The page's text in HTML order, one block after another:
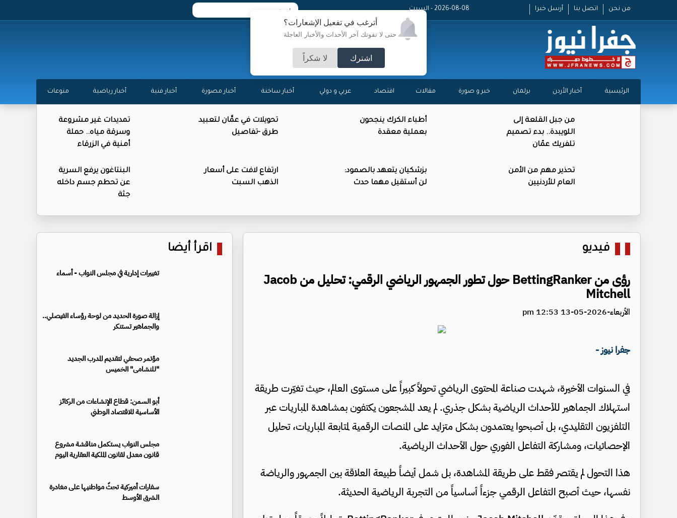
أترغب في تفعيل الإشعارات؟
حتى لا تفوتك آخر الأحداث والأخبار العاجلة
اشترك لا شكراً
من نحن اتصل بنا أرسل خبرا 2026-08-08 - السبت
الرئيسية أخبار الأردن برلمان خبر و صورة مقالات اقتصاد عربي و دولي أخبار ساخنة أخبار مصورة أخبار فنية أخبار رياضية منوعات
من جبل القلعة إلى
اللويبدة.. بدء تصميم
تلفريك عمّان
أطباء الكرك ينجحون
بعملية معقدة
تحويلات في عمَّان لتعبيد
طرق -تفاصيل
تمديدات غير مشروعة
وسرقة مياه.. حملة
أمنية في الزرقاء
تحذير مهم من الأمن
العام للأردنيين
بزشكيان يتعهد بالصمود:
لن أستقيل مهما حدث
ارتفاع لافت على أسعار
الذهب السبت
البنتاغون يرفع السرية
عن تحطم جسم داخله
جثة
فيديو
رؤى من BettingRanker حول تطور الجمهور الرياضي الرقمي: تحليل من Jacob
Mitchell
الأربعاء-2026-05-13 12:53 pm
جفرا نيوز -
في السنوات الأخيرة، شهدت صناعة المحتوى الرياضي تحولاً كبيراً على مستوى العالم، حيث تغيّرت طريقة
استهلاك الجماهير للأحداث الرياضية بشكل جذري. لم يعد المشجعون يكتفون بمشاهدة المباريات عبر
التلفزيون التقليدي، بل أصبحوا يعتمدون بشكل متزايد على المنصات الرقمية لمتابعة المباريات، تحليل
الإحصائيات، ومشاركة التفاعل الفوري حول الأحداث الرياضية.
هذا التحول لم يقتصر فقط على طريقة المشاهدة، بل شمل أيضاً طبيعة العلاقة بين الجمهور والرياضة
نفسها، حيث أصبح التفاعل الرقمي جزءاً أساسياً من التجربة الرياضية الحديثة.
اقرأ أيضا
تغييرات إدارية في مجلس النواب - أسماء
إزالة صورة الحديد من لوحة رؤساء الفيصلي..
والجماهير تستنكر
مؤتمر صحفي لتقديم المدرب الجديد
"للنشامى" الخميس
أبو السمن: قطاع الإنشاءات من الركائز
الأساسية للاقتصاد الوطني
مجلس النواب يستكمل مناقشة مشروع
قانون معدل لقانون الملكية العقارية اليوم
سفارات أميركية تحثّ مواطنيها على مغادرة
الشرق الأوسط